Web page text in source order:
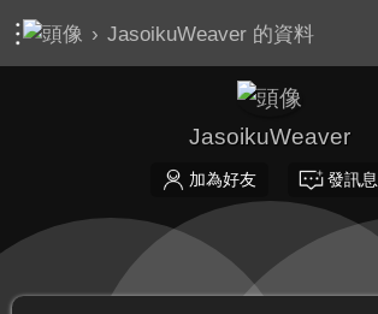
› JasoikuWeaver 的資料
JasoikuWeaver
加為好友 發訊息